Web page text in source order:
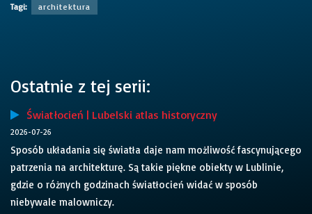
Tagi: architektura
Ostatnie z tej serii:
Światłocień | Lubelski atlas historyczny
2026-07-26
Sposób układania się światła daje nam możliwość fascynującego
patrzenia na architekturę. Są takie piękne obiekty w Lublinie,
gdzie o różnych godzinach światłocień widać w sposób
niebywale malowniczy.